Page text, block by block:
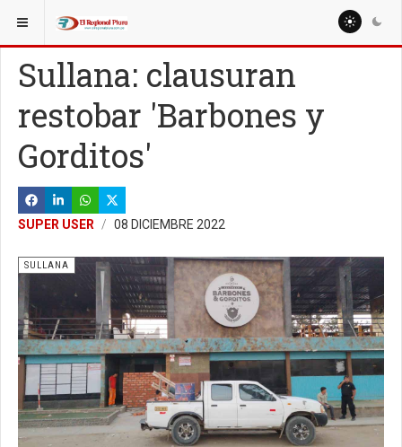
ESTÁ AQUÍ: LOCALES
Sullana: clausuran
restobar 'Barbones y
Gorditos'
SUPER USER 08 DICIEMBRE 2022
SULLANA